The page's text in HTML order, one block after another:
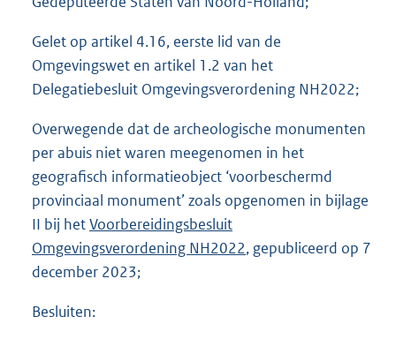
Gelet op artikel 4.16, eerste lid van de
Omgevingswet en artikel 1.2 van het
Delegatiebesluit Omgevingsverordening NH2022;
Overwegende dat de archeologische monumenten
per abuis niet waren meegenomen in het
geografisch informatieobject ‘voorbeschermd
provinciaal monument’ zoals opgenomen in bijlage
II bij hetVoorbereidingsbesluit
Omgevingsverordening NH2022, gepubliceerd op 7
december 2023;
Besluiten: